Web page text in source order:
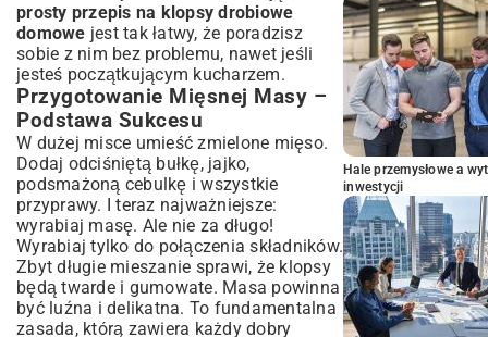
prosty przepis na klopsy drobiowe
domowe jest tak łatwy, że poradzisz
sobie z nim bez problemu, nawet jeśli
jesteś początkującym kucharzem.
Przygotowanie Mięsnej Masy –
Podstawa Sukcesu
W dużej misce umieść zmielone mięso.
Dodaj odciśniętą bułkę, jajko,
podsmażoną cebulkę i wszystkie
przyprawy. I teraz najważniejsze:
wyrabiaj masę. Ale nie za długo!
Wyrabiaj tylko do połączenia składników.
Zbyt długie mieszanie sprawi, że klopsy
będą twarde i gumowate. Masa powinna
być luźna i delikatna. To fundamentalna
zasada, którą zawiera każdy dobry
Hale przemysłowe a
inwestycji